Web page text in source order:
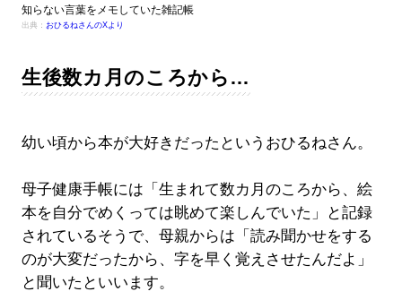
知らない言葉をメモしていた雑記帳
出典： おひるねさんのXより
生後数カ月のころから…
幼い頃から本が大好きだったというおひるねさん。
母子健康手帳には「生まれて数カ月のころから、絵
本を自分でめくっては眺めて楽しんでいた」と記録
されているそうで、母親からは「読み聞かせをする
のが大変だったから、字を早く覚えさせたんだよ」
と聞いたといいます。